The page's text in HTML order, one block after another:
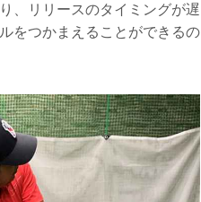
、リリースのタイミングが遅
をつかまえることができるの